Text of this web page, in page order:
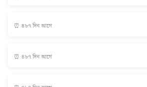
⏰ ৪৮৭ দিন আগে
⏰ ৪৮৭ দিন আগে